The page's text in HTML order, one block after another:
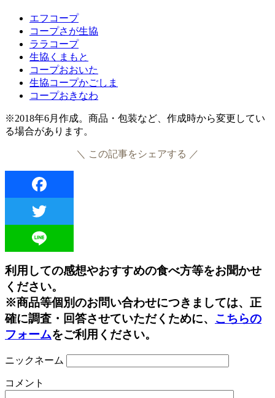
エフコープ
コープさが生協
ララコープ
生協くまもと
コープおおいた
生協コープかごしま
コープおきなわ
※2018年6月作成。商品・包装など、作成時から変更してい
る場合があります。
＼ この記事をシェアする ／
利用しての感想やおすすめの食べ方等をお聞かせ
ください。
※商品等個別のお問い合わせにつきましては、正
確に調査・回答させていただくために、 こちらの
フォームをご利用ください。
ニックネーム
コメント